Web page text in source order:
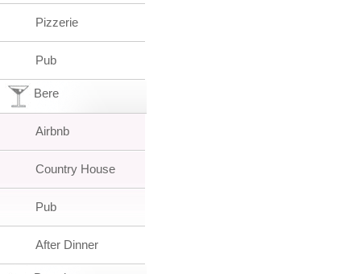
Pizzerie
Pub
Bere
Airbnb
Country House
Pub
After Dinner